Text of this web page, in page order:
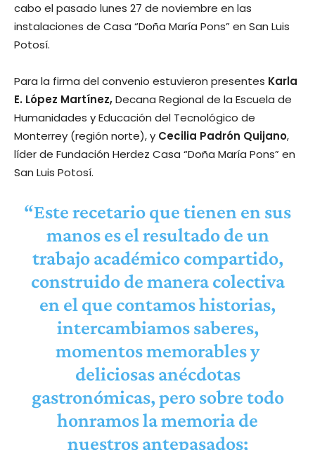
cabo el pasado lunes 27 de noviembre en las
instalaciones de Casa “Doña María Pons” en San Luis
Potosí.
Para la firma del convenio estuvieron presentes Karla
E. López Martínez,Decana Regional de la Escuela de
Humanidades y Educación del Tecnológico de
Monterrey (región norte), y Cecilia Padrón Quijano,
líder de Fundación Herdez Casa “Doña María Pons” en
San Luis Potosí.
“Este recetario que tienen en sus
manos es el resultado de un
trabajo académico compartido,
construido de manera colectiva
en el que contamos historias,
intercambiamos saberes,
momentos memorables y
deliciosas anécdotas
gastronómicas, pero sobre todo
honramos la memoria de
nuestros antepasados;